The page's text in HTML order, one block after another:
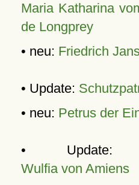
Maria Katharina
de Longprey
• neu: Friedrich
• Update:
• neu: Petrus der
•
Wulfia von Amiens